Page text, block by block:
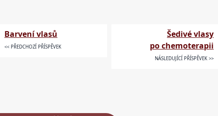
Barvení vlasů
<< PŘEDCHOZÍ PŘÍSPĚVEK
Šedivé vlasy
po chemoterapii
NÁSLEDUJÍCÍ PŘÍSPĚVEK >>